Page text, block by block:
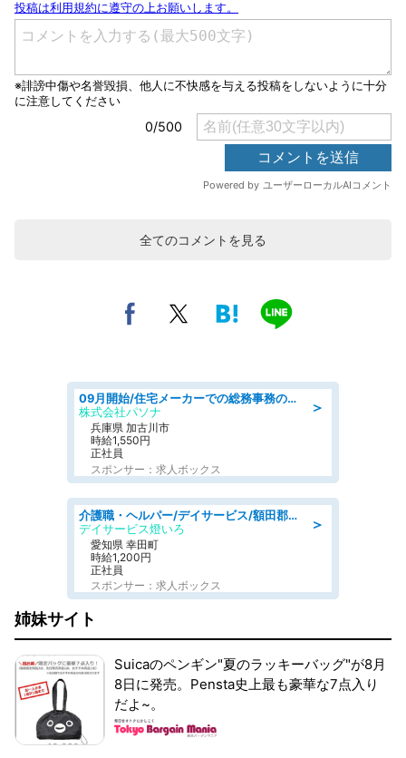
全てのコメントを見る
＞
09月開始/住宅メーカーでの総務事務のお仕事/駅近/車通勤可/一般事務/人事労務
株式会社パソナ
兵庫県 加古川市
時給1,550円
正社員
スポンサー：求人ボックス
＞
介護職・ヘルパー/デイサービス/額田郡幸田町/JR東海道本線 幸田/愛知県
デイサービス燈いろ
愛知県 幸田町
時給1,200円
正社員
スポンサー：求人ボックス
姉妹サイト
Suicaのペンギン"夏のラッキーバッグ"が8月
8日に発売。Pensta史上最も豪華な7点入り
だよ~。